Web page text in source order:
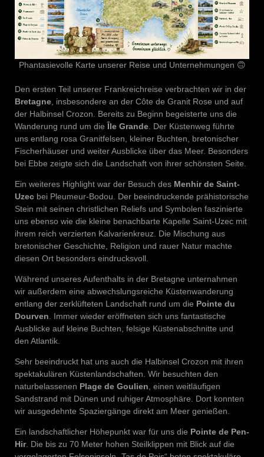
Phantasievolle Karte unserer Reise und Unternehmungen 🙃
Den ersten Teil unserer Frankreichreise verbrachten wir in der
Bretagne , insbesondere an der Côte de Granit Rose und auf
der Halbinsel Crozon. Bereits zu Beginn begeisterte uns die
Wanderung rund um die Île Grande . Der Küstenweg führte
uns entlang rosa Granitfelsen, kleiner Buchten, bretonischer
Fischerhäuser und weiter Ausblicke über das Meer. Besonders
bei Ebbe zeigte sich die Landschaft von ihrer schönsten Seite.
Ein weiteres Highlight war der Besuch des Menhir de Saint-
Uzec bei Pleumeur-Bodou. Der beeindruckende prähistorische
Stein mit seinen christlichen Reliefs und Symbolen faszinierte
uns ebenso wie die kleine benachbarte Kapelle Saint-Uzec mit
ihrem reich verzierten Kalvarienkreuz. Die Mischung aus
bretonischer Geschichte, Religion und rauer Natur machte
diesen Ort besonders eindrucksvoll.
Während unseres Aufenthalts in der Bretagne unternahmen
wir außerdem eine abwechslungsreiche Küstenwanderung
entlang der zerklüfteten Landschaft rund um die Pointe du
Dourven . Immer wieder eröffneten sich uns fantastische
Ausblicke auf kleine Buchten, felsige Küstenabschnitte und
den Atlantik.
Sehr beeindruckt hat uns auch die Halbinsel Crozon mit ihren
spektakulären Küstenlandschaften. Wir besuchten den
naturbelassenen Plage de Goulien , einen weitläufigen
Sandstrand mit Dünen und ruhiger Atmosphäre. Dort konnten
wir ausgedehnte Spaziergänge direkt am Meer genießen.
Ein landschaftlicher Höhepunkt war für uns die Pointe de Pen-
Hir. Die bis zu 70 Meter hohen Steilklippen mit Blick auf die